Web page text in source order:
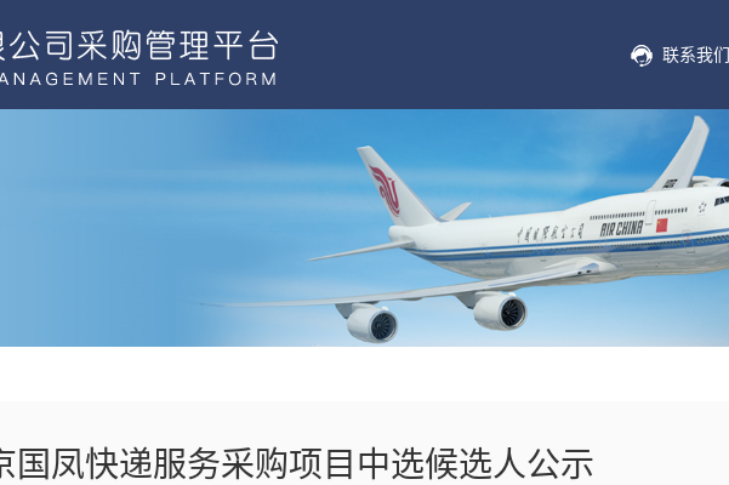
联系我们
国凤快递服务采购项目中选候选人公示